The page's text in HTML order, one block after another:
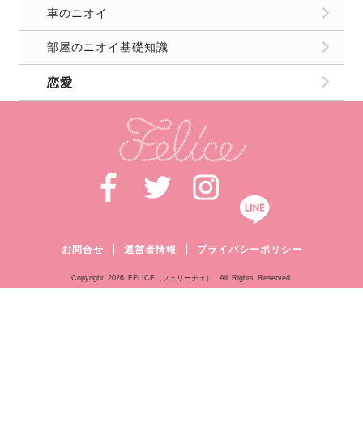
車のニオイ
部屋のニオイ基礎知識
恋愛
お問合せ 運営者情報 プライバシーポリシー
Copyright 2026 FELICE（フェリーチェ）. All Rights Reserved.